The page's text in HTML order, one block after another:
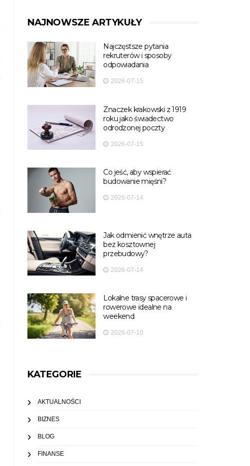
NAJNOWSZE ARTYKUŁY
Najczęstsze pytania
rekruterów i sposoby
odpowiadania
2026-07-15
Znaczek krakowski z 1919
roku jako świadectwo
odrodzonej poczty
2026-07-15
Co jeść, aby wspierać
budowanie mięśni?
2026-07-14
Jak odmienić wnętrze auta
bez kosztownej
przebudowy?
2026-07-14
Lokalne trasy spacerowe i
rowerowe idealne na
weekend
2026-07-10
KATEGORIE
AKTUALNOŚCI
BIZNES
BLOG
FINANSE